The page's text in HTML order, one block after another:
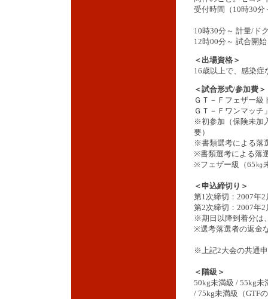
受付時間（10時30
10時30分～ 計量/ド
12時00分～ 試合開
＜出場資格＞
16歳以上で、感染症
＜試合形式/参加費＞
ＧＴ－Ｆフェザー級
ＧＴ－Ｆワンマッチ
※初参加（保険未加
要）
※書類選考による落
※書類選考による落
※フェザー級（65㎏
＜申込締切り＞
第1次締切：2007年
第2次締切：2007年
※期日以降到着分は
※選考落選者の返金
※上記2大会の共通
＜階級＞
50kg未満級 / 55kg未
/ 75kg未満級（GTF